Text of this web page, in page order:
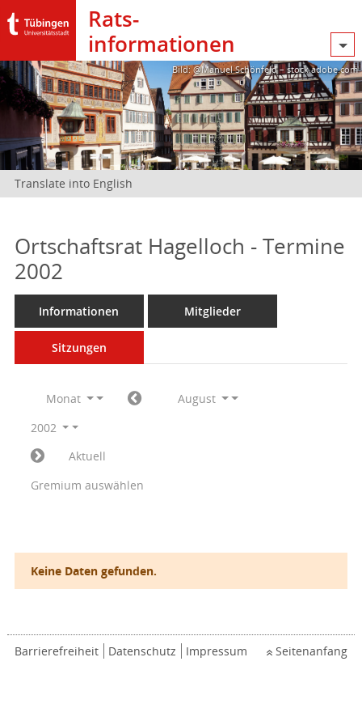
Rats­
informationen
Bild: @Manuel Schönfeld – stock.adobe.com
Translate into English
Ortschaftsrat Hagelloch - Termine
2002
Informationen Mitglieder
Sitzungen
Monat
August
2002
Aktuell
Gremium auswählen
Keine Daten gefunden.
Barrierefreiheit Datenschutz Impressum Seitenanfang